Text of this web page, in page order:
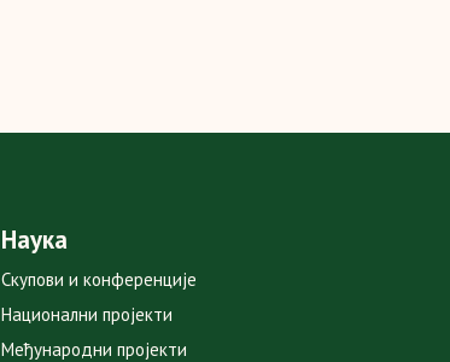
Наука
Скупови и конференције
Национални пројекти
Међународни пројекти